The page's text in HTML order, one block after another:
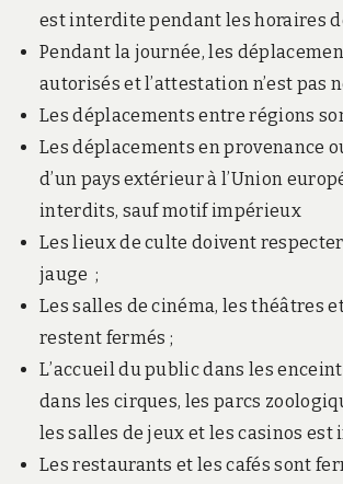
est interdite pendant les horaires
Pendant la journée, les
autorisés et l’attestation n’est pas
Les déplacements entre régions
Les déplacements en provenance
d’un pays extérieur à l’Union
interdits, sauf motif impérieux
Les lieux de culte doivent
jauge ;
Les salles de cinéma, les théâtres
restent fermés ;
L’accueil du public dans les
dans les cirques, les parcs
les salles de jeux et les casinos est
Les restaurants et les cafés sont